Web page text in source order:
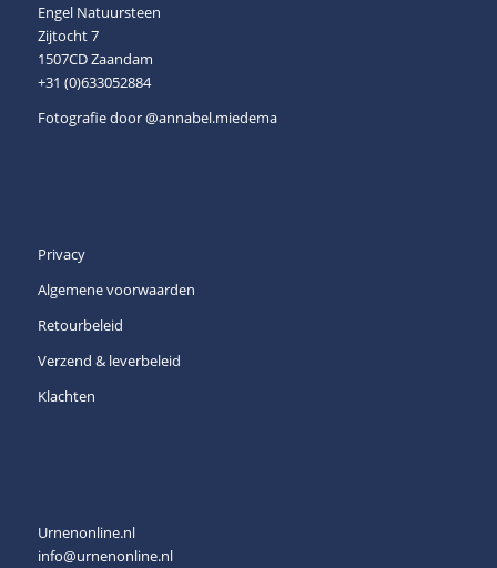
Engel Natuursteen
Zijtocht 7
1507CD Zaandam
+31 (0)633052884
Fotografie door@annabel.miedema
Privacy
Algemene voorwaarden
Retourbeleid
Verzend & leverbeleid
Klachten
Urnenonline.nl
info@urnenonline.nl